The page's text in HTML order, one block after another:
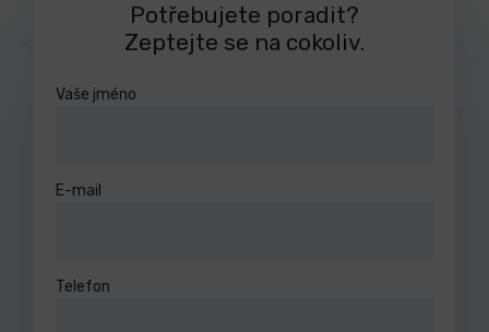
Potřebujete poradit?
Zeptejte se na cokoliv.
Vaše jméno
E-mail
Telefon